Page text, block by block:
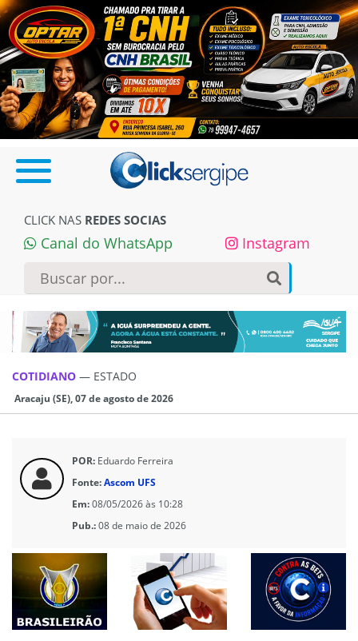
CLICK NAS REDES SOCIAS
Canal do WhatsApp Instagram
COTIDIANO — ESTADO
Aracaju (SE), 07 de agosto de 2026
POR: Eduardo Ferreira
Fonte:Ascom UFS
Em:08/05/2026 às 10:28
Pub.:08 de maio de 2026